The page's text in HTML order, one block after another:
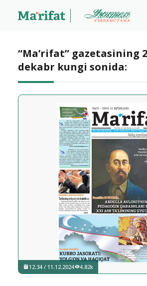
“Ma’rifat” gazetasining
dekabr kungi sonida:
12:34 / 11.12.2024 4.82k